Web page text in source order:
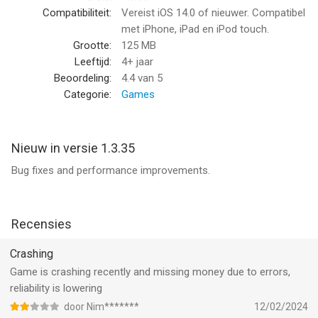
alle details, van de brandstofprijzen tot de kanaalbelasting.
De goederen van mensen moeten worden vervoerd en over
zee is veruit de beste manier. Niet door de lucht of over land.
Niet per huurauto, trein, bus of vliegtuig. Per schip.
Scheepsvaartfuncties
-Bespeel de markt. Investeer in andere scheepsvaartbedrijven.
-Ga allianties aan of sluit je erbij aan.
-En nog veel meer!
Scheepsfuncties
Compatibiliteit:
Vereist iOS 14.0 of nieuwer. Compatibel
met iPhone, iPad en iPod touch.
Grootte:
125 MB
Leeftijd:
4+ jaar
Beoordeling:
4.4van 5
Categorie:
Games
Nieuw in versie 1.3.35
Bug fixes and performance improvements.
Recensies
Crashing
Game is crashing recently and missing money due to errors,
reliability is lowering
door Nim******* 12/02/2024